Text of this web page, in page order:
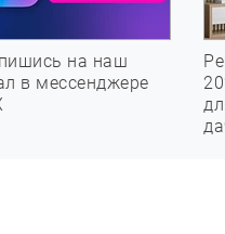
на наш
в мессенджере